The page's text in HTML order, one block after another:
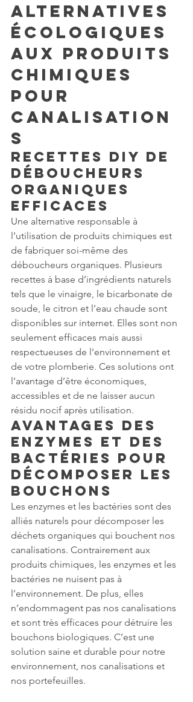
Alternatives
écologiques
aux produits
chimiques
pour
canalisation
s
Recettes DIY de
déboucheurs
organiques
efficaces
Une alternative responsable à
l’utilisation de produits chimiques est
de fabriquer soi-même des
déboucheurs organiques. Plusieurs
recettes à base d’ingrédients naturels
tels que le vinaigre, le bicarbonate de
soude, le citron et l’eau chaude sont
disponibles sur internet. Elles sont non
seulement efficaces mais aussi
respectueuses de l’environnement et
de votre plomberie. Ces solutions ont
l’avantage d’être économiques,
accessibles et de ne laisser aucun
résidu nocif après utilisation.
Avantages des
enzymes et des
bactéries pour
décomposer les
bouchons
Les enzymes et les bactéries sont des
alliés naturels pour décomposer les
déchets organiques qui bouchent nos
canalisations. Contrairement aux
produits chimiques, les enzymes et les
bactéries ne nuisent pas à
l’environnement. De plus, elles
n’endommagent pas nos canalisations
et sont très efficaces pour détruire les
bouchons biologiques. C’est une
solution saine et durable pour notre
environnement, nos canalisations et
nos portefeuilles.